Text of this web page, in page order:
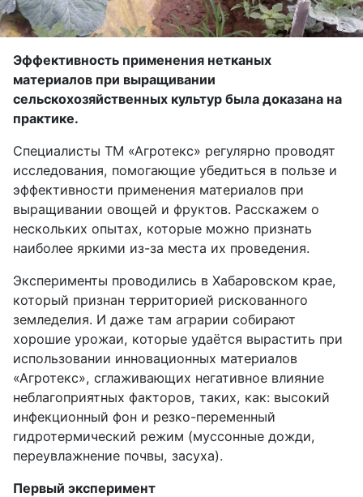
Эффективность применения нетканых
материалов при выращивании
сельскохозяйственных культур была доказана на
практике.
Специалисты ТМ «Агротекс» регулярно проводят
исследования, помогающие убедиться в пользе и
эффективности применения материалов при
выращивании овощей и фруктов. Расскажем о
нескольких опытах, которые можно признать
наиболее яркими из-за места их проведения.
Эксперименты проводились в Хабаровском крае,
который признан территорией рискованного
земледелия. И даже там аграрии собирают
хорошие урожаи, которые удаётся вырастить при
использовании инновационных материалов
«Агротекс», сглаживающих негативное влияние
неблагоприятных факторов, таких, как: высокий
инфекционный фон и резко-переменный
гидротермический режим (муссонные дожди,
переувлажнение почвы, засуха).
Первый эксперимент